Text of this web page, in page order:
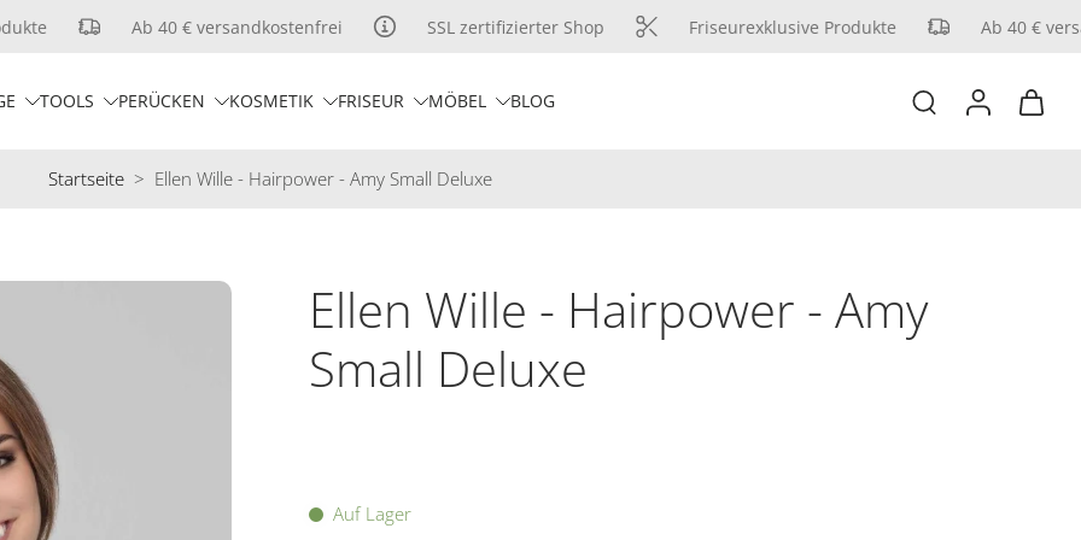
Ab 40 € versandkostenfrei SSL zertifizierter Shop Friseurexklusive Produkte Ab 40 €
TOOLS PERÜCKEN KOSMETIK FRISEUR MÖBEL BLOG
Startseite > Ellen Wille - Hairpower - Amy Small Deluxe
Ellen Wille - Hairpower - Amy
Small Deluxe
Auf Lager